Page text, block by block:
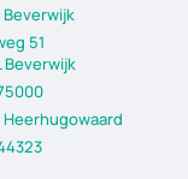
51
Beverwijk
Heerhugowaard